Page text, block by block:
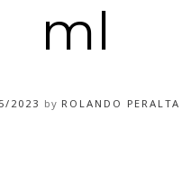
ml
2023 by ROLANDO PERALTA